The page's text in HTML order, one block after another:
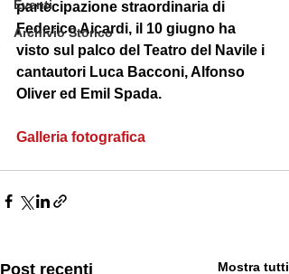
Eventi
Archivio Storico
partecipazione straordinaria di
Federico Aicardi, il 10 giugno ha
visto sul palco del Teatro del Navile i
cantautori Luca Bacconi, Alfonso
Oliver ed Emil Spada.
Galleria fotografica
Post recenti Mostra tutti